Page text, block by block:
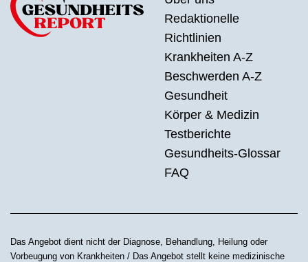
Redaktionelle
Richtlinien
Krankheiten A-Z
Beschwerden A-Z
Gesundheit
Körper & Medizin
Testberichte
Gesundheits-Glossar
FAQ
Das Angebot dient nicht der Diagnose, Behandlung, Heilung oder
Vorbeugung von Krankheiten / Das Angebot stellt keine medizinische